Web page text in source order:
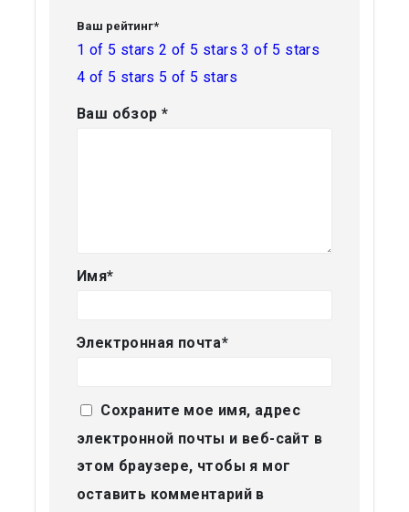
Ваш рейтинг*
1 of 5 stars 2 of 5 stars 3 of 5 stars
4 of 5 stars 5 of 5 stars
Ваш обзор *
Имя*
Электронная почта*
Сохраните мое имя, адрес
электронной почты и веб-сайт в
этом браузере, чтобы я мог
оставить комментарий в